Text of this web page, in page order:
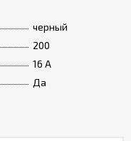
черный
200
16 A
Да